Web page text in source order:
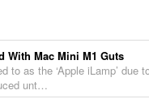
client --output-
client --output-
client --
client --
With Mac Mini M1 Guts
to as the ‘Apple iLamp’
unt…